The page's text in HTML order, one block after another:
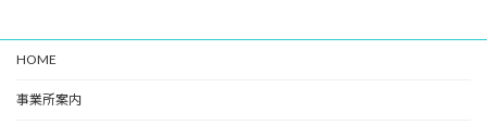
HOME
事業所案内